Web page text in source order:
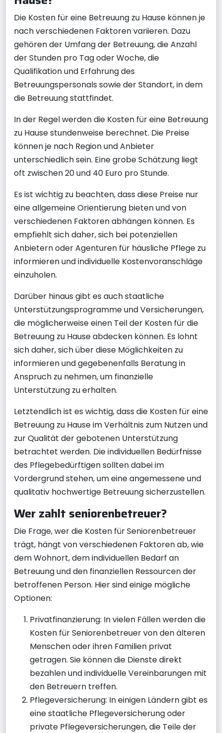
Die Kosten für eine Betreuung zu Hause können je
nach verschiedenen Faktoren variieren. Dazu
gehören der Umfang der Betreuung, die Anzahl
der Stunden pro Tag oder Woche, die
Qualifikation und Erfahrung des
Betreuungspersonals sowie der Standort, in dem
die Betreuung stattfindet.
In der Regel werden die Kosten für eine Betreuung
zu Hause stundenweise berechnet. Die Preise
können je nach Region und Anbieter
unterschiedlich sein. Eine grobe Schätzung liegt
oft zwischen 20 und 40 Euro pro Stunde.
Es ist wichtig zu beachten, dass diese Preise nur
eine allgemeine Orientierung bieten und von
verschiedenen Faktoren abhängen können. Es
empfiehlt sich daher, sich bei potenziellen
Anbietern oder Agenturen für häusliche Pflege zu
informieren und individuelle Kostenvoranschläge
einzuholen.
Darüber hinaus gibt es auch staatliche
Unterstützungsprogramme und Versicherungen,
die möglicherweise einen Teil der Kosten für die
Betreuung zu Hause abdecken können. Es lohnt
sich daher, sich über diese Möglichkeiten zu
informieren und gegebenenfalls Beratung in
Anspruch zu nehmen, um finanzielle
Unterstützung zu erhalten.
Letztendlich ist es wichtig, dass die Kosten für eine
Betreuung zu Hause im Verhältnis zum Nutzen und
zur Qualität der gebotenen Unterstützung
betrachtet werden. Die individuellen Bedürfnisse
des Pflegebedürftigen sollten dabei im
Vordergrund stehen, um eine angemessene und
qualitativ hochwertige Betreuung sicherzustellen.
Wer zahlt seniorenbetreuer?
Die Frage, wer die Kosten für Seniorenbetreuer
trägt, hängt von verschiedenen Faktoren ab, wie
dem Wohnort, dem individuellen Bedarf an
Betreuung und den finanziellen Ressourcen der
betroffenen Person. Hier sind einige mögliche
Optionen:
Privatfinanzierung: In vielen Fällen werden die
Kosten für Seniorenbetreuer von den älteren
Menschen oder ihren Familien privat
getragen. Sie können die Dienste direkt
bezahlen und individuelle Vereinbarungen mit
den Betreuern treffen.
Pflegeversicherung: In einigen Ländern gibt es
eine staatliche Pflegeversicherung oder
private Pflegeversicherungen, die Teile der